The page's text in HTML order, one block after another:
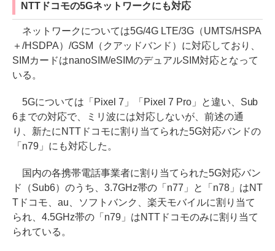
NTTドコモの5Gネットワークにも対応
ネットワークについては5G/4G LTE/3G（UMTS/HSPA
＋/HSDPA）/GSM（クアッドバンド）に対応しており、
SIMカードはnanoSIM/eSIMのデュアルSIM対応となって
いる。
5Gについては「Pixel 7」「Pixel 7 Pro」と違い、Sub
6までの対応で、ミリ波には対応しないが、前述の通
り、新たにNTTドコモに割り当てられた5G対応バンドの
「n79」にも対応した。
国内の各携帯電話事業者に割り当てられた5G対応バン
ド（Sub6）のうち、3.7GHz帯の「n77」と「n78」はNT
Tドコモ、au、ソフトバンク、楽天モバイルに割り当て
られ、4.5GHz帯の「n79」はNTTドコモのみに割り当て
られている。